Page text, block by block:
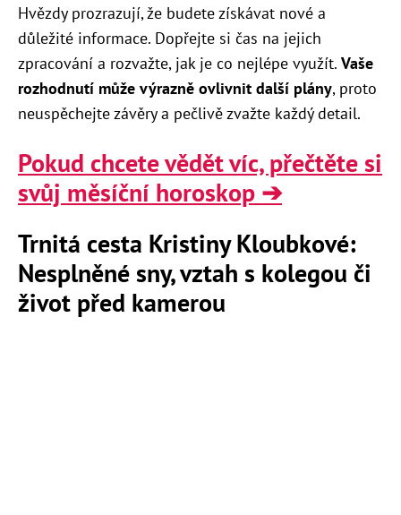
Hvězdy prozrazují, že budete získávat nové a
důležité informace. Dopřejte si čas na jejich
zpracování a rozvažte, jak je co nejlépe využít. Vaše
rozhodnutí může výrazně ovlivnit další plány, proto
neuspěchejte závěry a pečlivě zvažte každý detail.
Pokud chcete vědět víc, přečtěte si
svůj měsíční horoskop ➔
Trnitá cesta Kristiny Kloubkové:
Nesplněné sny, vztah s kolegou či
život před kamerou